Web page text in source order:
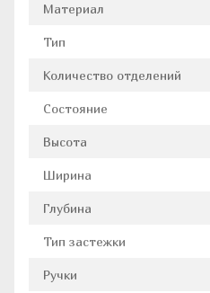
Материал
Тип
Количество отделений
Состояние
Высота
Ширина
Глубина
Тип застежки
Ручки